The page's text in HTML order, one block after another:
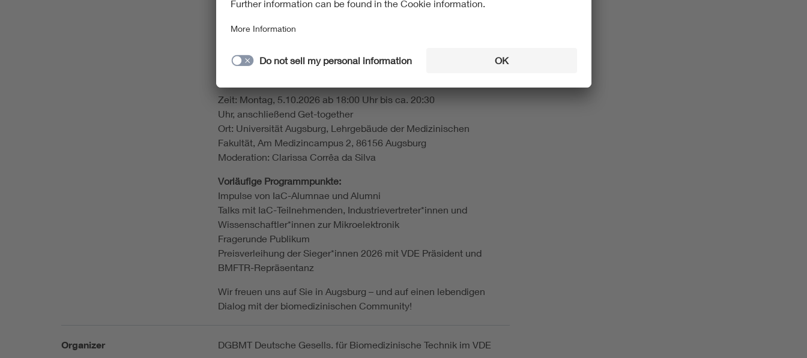
zu Wort kommen lassen und den Fokus auf den spannenden Input
den kommenden Monaten festgelegt und hier nach und nach
Zeit: Montag, 5.10.2026 ab 18:00 Uhr bis ca. 20:30
Uhr, anschließend Get-together
Ort: Universität Augsburg, Lehrgebäude der Medizinischen
Fakultät, Am Medizincampus 2, 86156 Augsburg
Moderation: Clarissa Corrêa da Silva
Vorläufige Programmpunkte:
Impulse von IaC-Alumnae und Alumni
Talks mit IaC-Teilnehmenden, Industrievertreter*innen und
Wissenschaftler*innen zur Mikroelektronik
Fragerunde Publikum
Preisverleihung der Sieger*innen 2026 mit VDE Präsident und
BMFTR-Repräsentanz
Wir freuen uns auf Sie in Augsburg – und auf einen lebendigen
Dialog mit der biomedizinischen Community!
Organizer DGBMT Deutsche Gesells. für Biomedizinische Technik im VDE